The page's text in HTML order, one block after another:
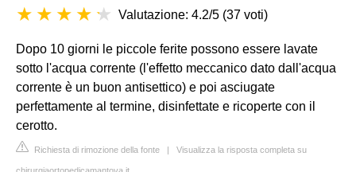
Valutazione: 4.2/5 (37 voti)
Dopo 10 giorni le piccole ferite possono essere lavate
sotto l'acqua corrente (l'effetto meccanico dato dall'acqua
corrente è un buon antisettico) e poi asciugate
perfettamente al termine, disinfettate e ricoperte con il
cerotto.
Richiesta di rimozione della fonte | Visualizza la risposta completa su